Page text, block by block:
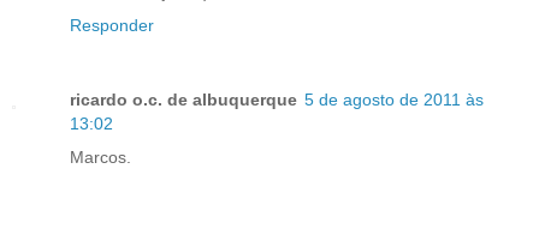
Responder
ricardo o.c. de albuquerque 5 de agosto de 2011 às
13:02
Marcos.